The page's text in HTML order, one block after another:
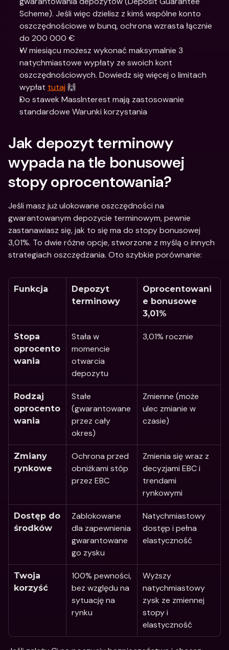
Scheme). Jeśli więc dzielisz z kimś wspólne konto
oszczędnościowe w bunq, ochrona wzrasta łącznie
do 200 000 €
W miesiącu możesz wykonać maksymalnie 3
natychmiastowe wypłaty ze swoich kont
oszczędnościowych. Dowiedz się więcej o limitach
wypłat tutaj 🙌
Do stawek MassInterest mają zastosowanie
standardowe Warunki korzystania
Jak depozyt terminowy
wypada na tle bonusowej
stopy oprocentowania?
Jeśli masz już ulokowane oszczędności na
gwarantowanym depozycie terminowym, pewnie
zastanawiasz się, jak to się ma do stopy bonusowej
3,01%. To dwie różne opcje, stworzone z myślą o innych
strategiach oszczędzania. Oto szybkie porównanie:
Funkcja
Depozyt
terminowy
Oprocentowani
e bonusowe
3,01%
Stopa
oprocento
wania
Stała w
momencie
otwarcia
depozytu
3,01% rocznie
Rodzaj
oprocento
wania
Stałe
(gwarantowane
przez cały
okres)
Zmienne (może
ulec zmianie w
czasie)
Zmiany
rynkowe
Ochrona przed
obniżkami stóp
przez EBC
Zmienia się wraz z
decyzjami EBC i
trendami
rynkowymi
Dostęp do
środków
Zablokowane
dla zapewnienia
gwarantowane
go zysku
Natychmiastowy
dostęp i pełna
elastyczność
Twoja
korzyść
100% pewności,
bez względu na
sytuację na
rynku
Wyższy
natychmiastowy
zysk ze zmiennej
stopy i
elastyczność